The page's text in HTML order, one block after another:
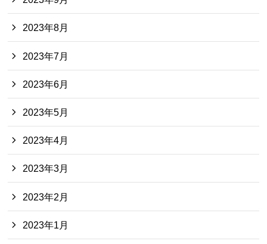
2023年8月
2023年7月
2023年6月
2023年5月
2023年4月
2023年3月
2023年2月
2023年1月